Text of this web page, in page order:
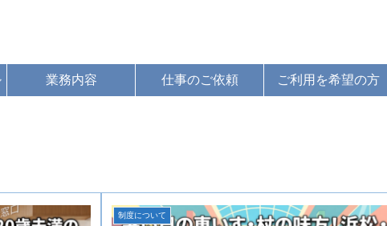
業務内容 仕事のご依頼 ご利用を希望の方
制度について